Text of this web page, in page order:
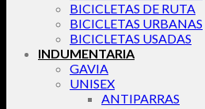
BICICLETAS DE RUTA
BICICLETAS URBANAS
BICICLETAS USADAS
INDUMENTARIA
GAVIA
UNISEX
ANTIPARRAS